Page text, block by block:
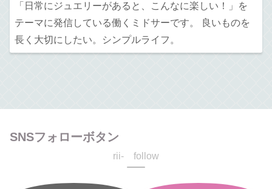
「日常にジュエリーがあると、こんなに楽しい！」を
テーマに発信している働くミドサーです。 良いものを
長く大切にしたい。シンプルライフ。
SNSフォローボタン
rii- follow